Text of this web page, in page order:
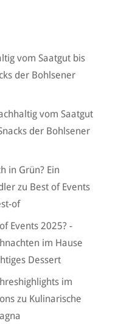
vom Saatgut bis
der Bohlsener
vom Saatgut
der Bohlsener
in Grün? Ein
zu Best of Events
of
Events 2025? -
im Hause
Dessert
im
zu Kulinarische